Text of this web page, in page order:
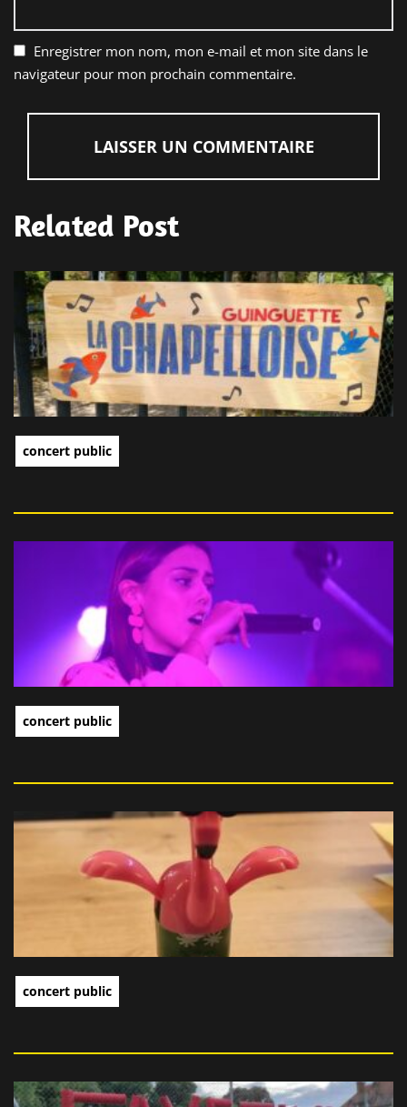
Enregistrer mon nom, mon e-mail et mon site dans le
navigateur pour mon prochain commentaire.
Related Post
concert public
concert public
concert public